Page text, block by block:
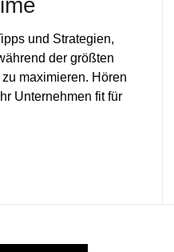
und Strategien,
der größten
maximieren. Hören
Unternehmen fit für